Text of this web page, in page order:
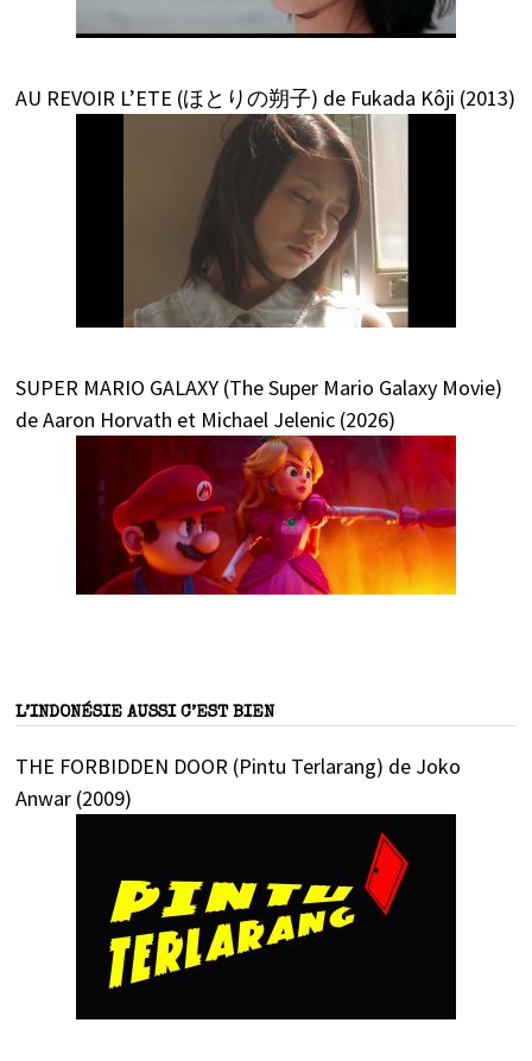
AU REVOIR L’ETE (ほとりの朔子) de Fukada Kôji (2013)
SUPER MARIO GALAXY (The Super Mario Galaxy Movie)
de Aaron Horvath et Michael Jelenic (2026)
L’INDONÉSIE AUSSI C’EST BIEN
THE FORBIDDEN DOOR (Pintu Terlarang) de Joko
Anwar (2009)